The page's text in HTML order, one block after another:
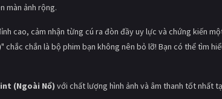
màn ảnh rộng.
cao, cảm nhận từng cú ra đòn đầy uy lực và chứng kiến
" chắc chắn là bộ phim bạn không nên bỏ lỡ! Bạn có thể tìm
(Ngoài Nổ) với chất lượng hình ảnh và âm thanh tốt nhất